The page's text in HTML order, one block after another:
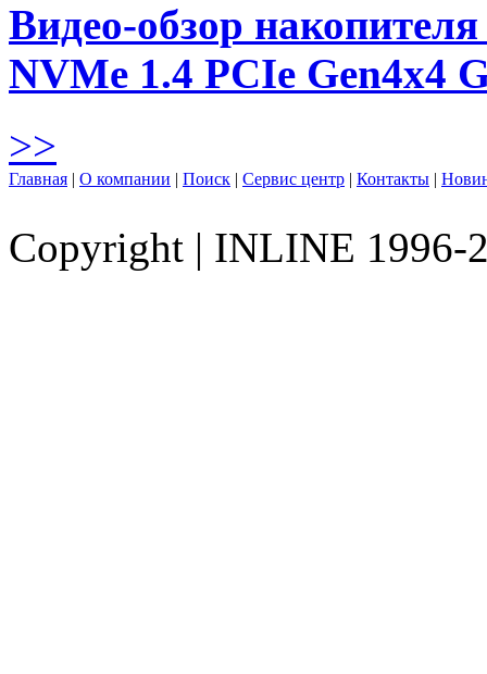
Видео-обзор
NVMe 1.4 PCIe Gen4х4
>>
Главная | О компании | Поиск | Сервис центр | Контакты |
Copyright | INLINE 1996-